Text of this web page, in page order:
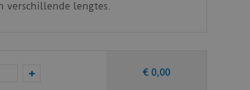
verschillende lengtes.
€ 0,00